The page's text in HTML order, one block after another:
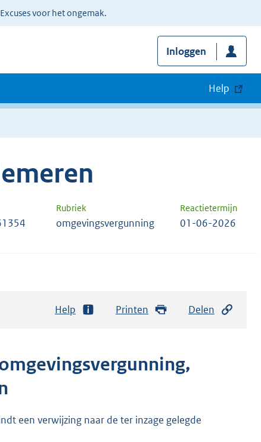
voor het ongemak.
Inloggen
Help
Rubriek Reactietermijn
omgevingsvergunning 01-06-2026
Help Printen Delen
een verwijzing naar de ter inzage gelegde